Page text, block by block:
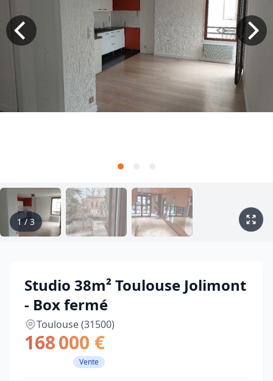
1/ 3
Studio 38m² Toulouse Jolimont
- Box fermé
Toulouse (31500)
168 000 €
Vente